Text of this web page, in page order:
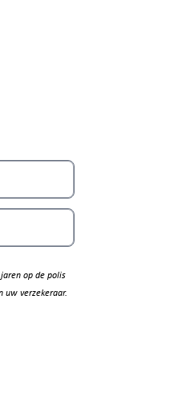
op de polis
uw verzekeraar.